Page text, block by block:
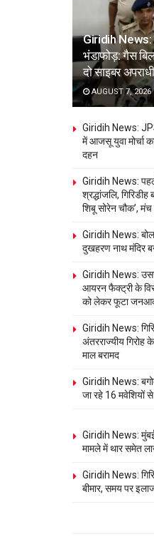
Giridih News:
भंडाफोड़: गैस
दो साइबर
AUGUST 7, 2026
Giridih News:
में आजसू युवा मोर्चा
दहन
Giridih News:
श्रद्धांजलि,
शिबू सोरेन चौक’,
Giridih News: बोल
दुखहरण नाथ मंदिर
Giridih News:
आयरन फैक्ट्री के
को लेकर फूटा
Giridih News:
अंतरराज्यीय गिरोह
माल बरामद
Giridih News:
जा रहे 16 मवेशियों
Giridih News: मुंबई
मामले में थार समेत
Giridih News:
बीमार, समय पर